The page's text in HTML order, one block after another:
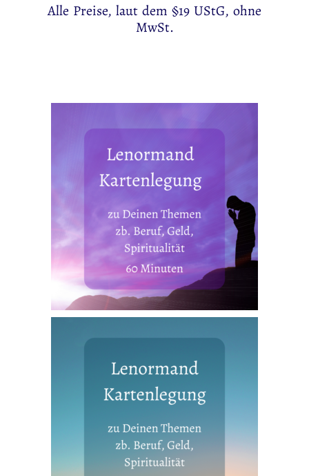
Alle Preise, laut dem §19 UStG, ohne
MwSt.